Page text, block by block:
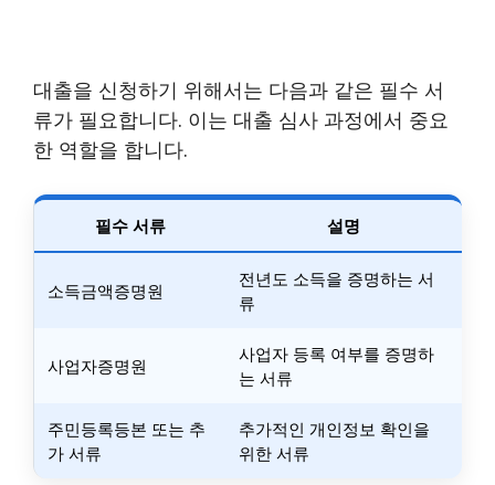
대출을 신청하기 위해서는 다음과 같은 필수 서
류가 필요합니다. 이는 대출 심사 과정에서 중요
한 역할을 합니다.
필수 서류 설명
소득금액증명원
전년도 소득을 증명하는 서
류
사업자증명원
사업자 등록 여부를 증명하
는 서류
주민등록등본 또는 추
가 서류
추가적인 개인정보 확인을
위한 서류